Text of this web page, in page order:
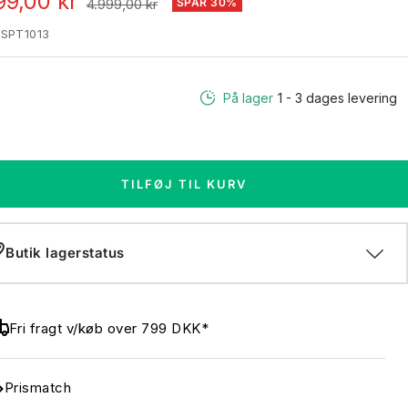
4.999,00 kr
På lager 1 - 3 dages levering
TILFØJ TIL KURV
Butik lagerstatus
Fri fragt v/køb over 799 DKK*
Prismatch